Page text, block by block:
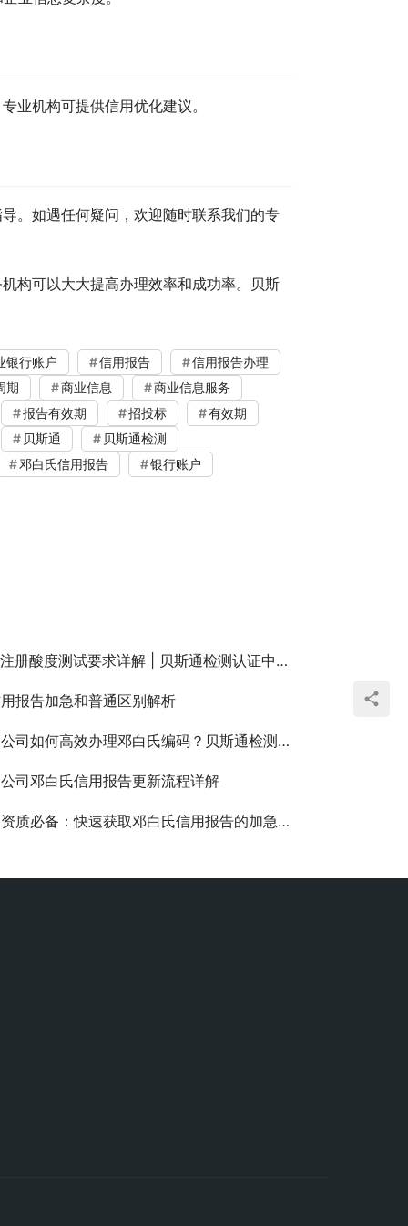
业机构可提供信用优化建议。
。如遇任何疑问，欢迎随时联系我们的专
构可以大大提高办理效率和成功率。贝斯
银行账户 信用报告
信用报告办理
期 商业信息
商业信息服务
报告有效期 招投标
有效期
贝斯通
贝斯通检测
邓白氏信用报告 银行账户
酸度测试要求详解 | 贝斯通检测认证中心专业服务
报告加急和普通区别解析
如何高效办理邓白氏编码？贝斯通检测认证中心专业指南
司邓白氏信用报告更新流程详解
质必备：快速获取邓白氏信用报告的加急解决方案